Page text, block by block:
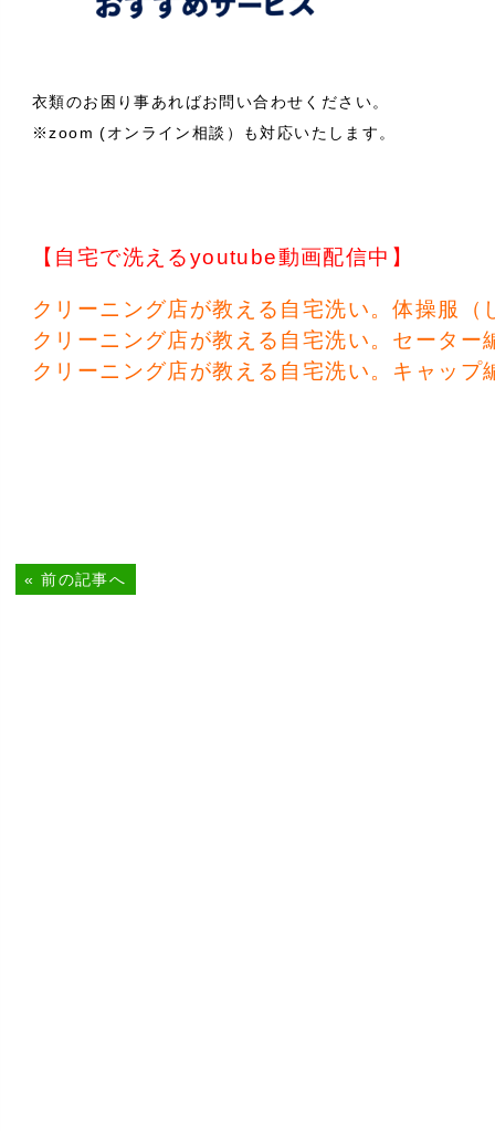
衣類のお困り事あればお問い合わせください。
※zoom (オンライン相談）も対応いたします。
【自宅で洗えるyoutube動画配信中】
クリーニング店が教える自宅洗い。体操服（
クリーニング店が教える自宅洗い。セーター
クリーニング店が教える自宅洗い。キャップ
«前の記事へ